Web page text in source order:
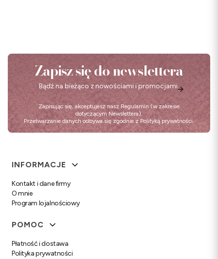
Zapisz się do newslettera
Bądź na bieżąco z nowościami i promocjami.
Zapisując się, akceptujesz nasz Regulamin (w zakresie
dotyczącym Newslettera).
Przetwarzanie danych odbywa się zgodnie z Polityką prywatności.
Linki w stopce
INFORMACJE
Kontakt i dane firmy
O mnie
Program lojalnościowy
POMOC
Płatność i dostawa
Polityka prywatności